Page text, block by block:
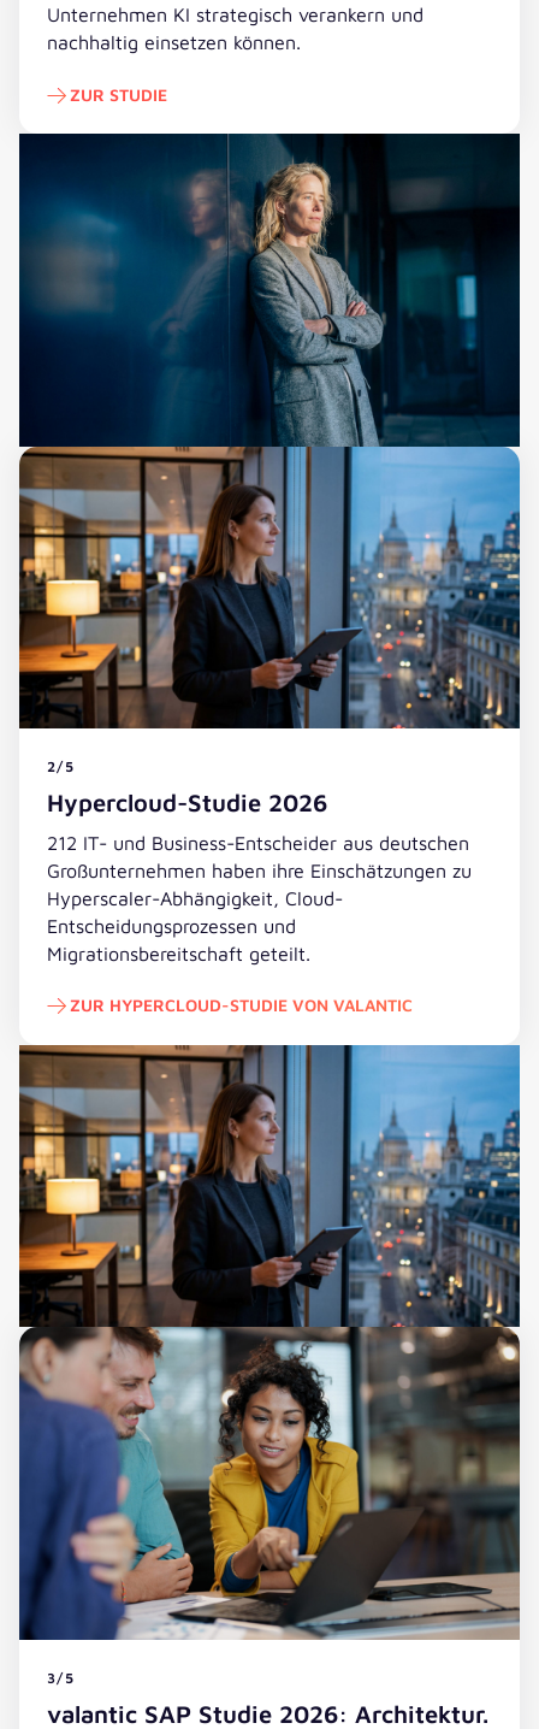
Unternehmen KI strategisch verankern und
nachhaltig einsetzen können.
ZUR STUDIE
2/5
Hypercloud-Studie 2026
212 IT- und Business-Entscheider aus deutschen
Großunternehmen haben ihre Einschätzungen zu
Hyperscaler-Abhängigkeit, Cloud-
Entscheidungsprozessen und
Migrationsbereitschaft geteilt.
ZUR HYPERCLOUD-STUDIE VON VALANTIC
Zur Hypercloud-Studie von valantic
3/5
valantic SAP Studie 2026: Architektur.